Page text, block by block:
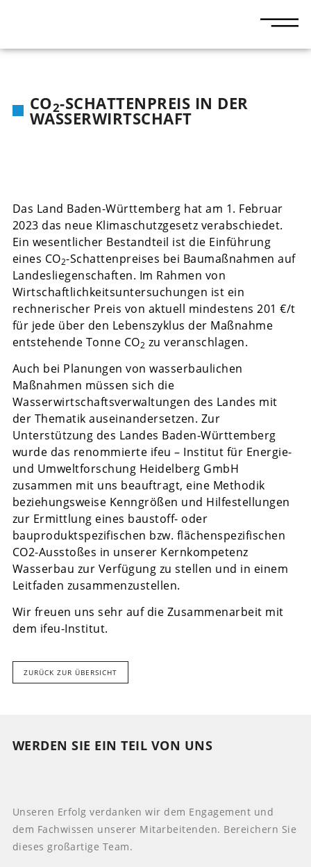
CO2-SCHATTENPREIS IN DER
WASSERWIRTSCHAFT
Das Land Baden-Württemberg hat am 1. Februar
2023 das neue Klimaschutzgesetz verabschiedet.
Ein wesentlicher Bestandteil ist die Einführung
eines CO2-Schattenpreises bei Baumaßnahmen auf
Landesliegenschaften. Im Rahmen von
Wirtschaftlichkeitsuntersuchungen ist ein
rechnerischer Preis von aktuell mindestens 201 €/t
für jede über den Lebenszyklus der Maßnahme
entstehende Tonne CO2 zu veranschlagen.
Auch bei Planungen von wasserbaulichen
Maßnahmen müssen sich die
Wasserwirtschaftsverwaltungen des Landes mit
der Thematik auseinandersetzen. Zur
Unterstützung des Landes Baden-Württemberg
wurde das renommierte ifeu – Institut für Energie-
und Umweltforschung Heidelberg GmbH
zusammen mit uns beauftragt, eine Methodik
beziehungsweise Kenngrößen und Hilfestellungen
zur Ermittlung eines baustoff- oder
bauproduktspezifischen bzw. flächenspezifischen
CO2-Ausstoßes in unserer Kernkompetenz
Wasserbau zur Verfügung zu stellen und in einem
Leitfaden zusammenzustellen.
Wir freuen uns sehr auf die Zusammenarbeit mit
dem ifeu-Institut.
ZURÜCK ZUR ÜBERSICHT
WERDEN SIE EIN TEIL VON UNS
Unseren Erfolg verdanken wir dem Engagement und
dem Fachwissen unserer Mitarbeitenden. Bereichern Sie
dieses großartige Team.